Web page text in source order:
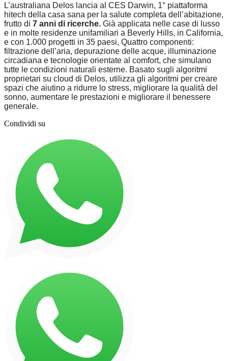
L’australiana Delos lancia al CES Darwin, 1° piattaforma
hitech della casa sana per la salute completa dell’abitazione,
frutto di 7 anni di ricerche. Già applicata nelle case di lusso
e in molte residenze unifamiliari a Beverly Hills, in California,
e con 1.000 progetti in 35 paesi, Quattro componenti:
filtrazione dell’aria, depurazione delle acque, illuminazione
circadiana e tecnologie orientate al comfort, che simulano
tutte le condizioni naturali esterne. Basato sugli algoritmi
proprietari su cloud di Delos, utilizza gli algoritmi per creare
spazi che aiutino a ridurre lo stress, migliorare la qualità del
sonno, aumentare le prestazioni e migliorare il benessere
generale.
Condividi su